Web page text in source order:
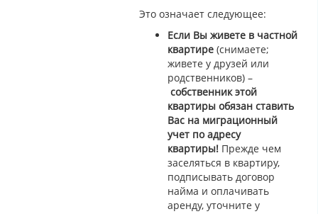
Это означает следующее:
Если Вы живете в частной
квартире (снимаете;
живете у друзей или
родственников) –
собственник этой
квартиры обязан ставить
Вас на миграционный
учет по адресу
квартиры! Прежде чем
заселяться в квартиру,
подписывать договор
найма и оплачивать
аренду, уточните у